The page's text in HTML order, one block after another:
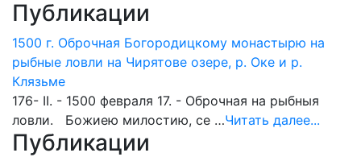
Публикации
1500 г. Оброчная Богородицкому монастырю на
рыбные ловли на Чирятове озере, р. Оке и р.
Клязьме
176- II. - 1500 февраля 17. - Оброчная на рыбныя
ловли. Божиею милостию, се …Читать далее...
Публикации